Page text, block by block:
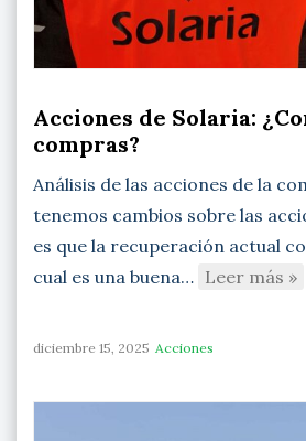
Acciones de Solaria:
compras?
Análisis de las acciones de la
tenemos cambios sobre las
es que la recuperación actual
cual es una buena… Leer más »
diciembre 15, 2025 Acciones